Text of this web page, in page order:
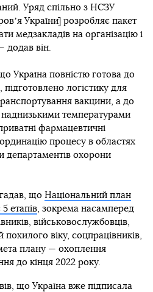
Уряд спільно з НСЗУ
України] розробляє пакет
медзакладів на організацію і
додав він.
Україна повністю готова до
логістику для
вакцини, а до
наднизькими температурами
фармацевтичні
процесу в областях
департаментів охорони
що Національний план
етапів, зокрема насамперед
військовослужбовців,
віку, соцпрацівників,
плану — охоплення
до кінця 2022 року.
що Україна вже підписала